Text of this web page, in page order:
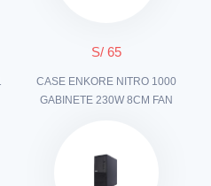
S/ 65
CASE ENKORE NITRO 1000
GABINETE 230W 8CM FAN